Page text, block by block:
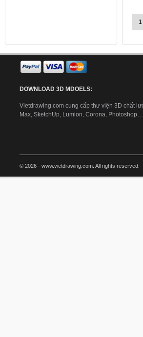
1
DOWNLOAD 3D MDOELS:
Vietdrawing.com cung cấp thư viện 3D chất
Max, SketchUp, Lumion, Corona,
© 2026 - www.vietdrawing.com. All rights reserved.